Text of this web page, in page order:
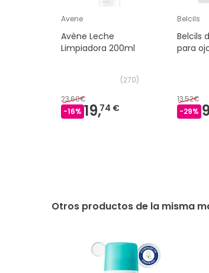
Avene
Avène Leche
Limpiadora 200ml
(270)
23,60€
-16% 19,74 €
Belcils
Belcils
para
13,52€
-29%
Otros productos de la misma